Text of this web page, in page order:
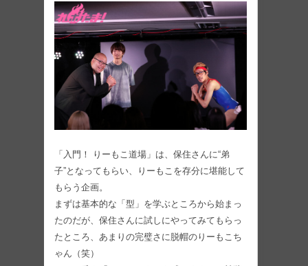
「入門！ りーもこ道場」は、保住さんに“弟
子”となってもらい、りーもこを存分に堪能して
もらう企画。
まずは基本的な「型」を学ぶところから始まっ
たのだが、保住さんに試しにやってみてもらっ
たところ、あまりの完璧さに脱帽のりーもこち
ゃん（笑）